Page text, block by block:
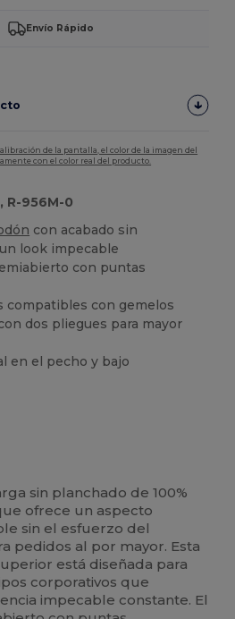
Envío Rápido
de la pantalla, el color de la imagen del
con el color real del producto.
R-956M-0
con acabado sin
look impecable
con puntas
compatibles con gemelos
dos pliegues para mayor
en el pecho y bajo
sin planchado de 100%
ofrece un aspecto
sin el esfuerzo del
pedidos al por mayor. Esta
está diseñada para
corporativos que
impecable constante. El